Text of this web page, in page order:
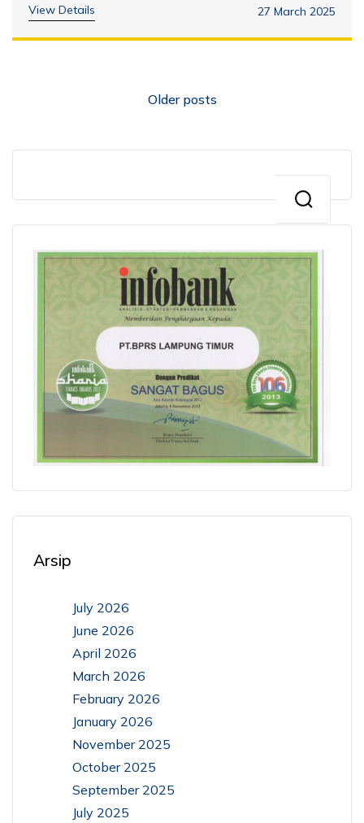
View Details 27 March 2025
Older posts
Arsip
July 2026
June 2026
April 2026
March 2026
February 2026
January 2026
November 2025
October 2025
September 2025
July 2025